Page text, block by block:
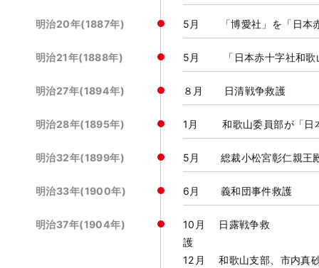
明治20年(1887年) 5月 「博愛社」を「日本
明治21年(1888年) 5月 「日本赤十字社和歌
明治27年(1894年) ８月 日清戦争救護
明治28年(1895年) 1月 和歌山委員部が「日
明治32年(1899年) 5月 総裁小松宮彰仁親王殿
明治33年(1900年) 6月 義和団事件救護
明治37年(1904年)
10月 日露戦争救
12月 和歌山支部、市内真